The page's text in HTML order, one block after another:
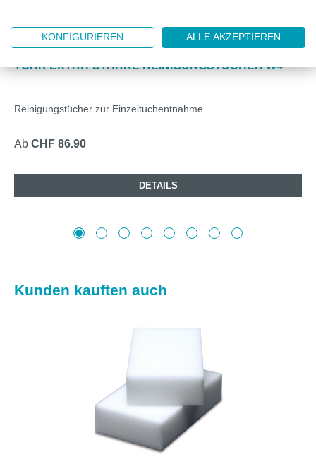
ML570-79
TORK EXTRA-STARKE REINIGUNGSTÜCHER W4
Reinigungstücher zur Einzeltuchentnahme
Ab CHF 86.90
DETAILS
Produktgalerie überspringen
Kunden kauften auch
KONFIGURIEREN ALLE AKZEPTIEREN